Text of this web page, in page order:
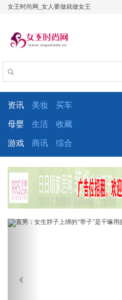
女王时尚网_女人要做就做女王
资讯 美妆 买车
母婴 生活 收藏
游戏 商讯 综合
Previous